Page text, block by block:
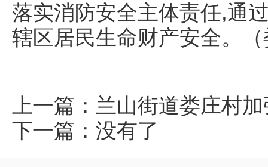
落实消防安全主体责任,通
辖区居民生命财产安全。
上一篇： 兰山街道娄庄村
下一篇：没有了